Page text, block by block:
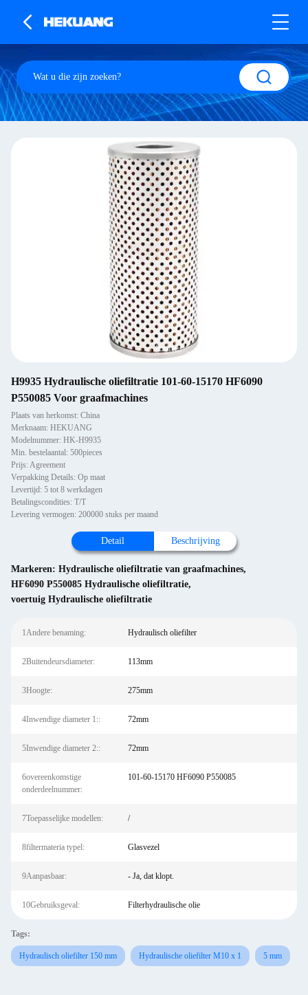
H9935 Hydraulische oliefiltratie 101-60-15170 HF6090
P550085 Voor graafmachines
Plaats van herkomst: China
Merknaam: HEKUANG
Modelnummer: HK-H9935
Min. bestelaantal: 500pieces
Prijs: Agreement
Verpakking Details: Op maat
Levertijd: 5 tot 8 werkdagen
Betalingscondities: T/T
Levering vermogen: 200000 stuks per maand
Detail Beschrijving
Markeren: Hydraulische oliefiltratie van graafmachines,
HF6090 P550085 Hydraulische oliefiltratie,
voertuig Hydraulische oliefiltratie
1Andere benaming: Hydraulisch oliefilter
2Buitendeursdiameter: 113mm
3Hoogte: 275mm
4Inwendige diameter 1:: 72mm
5Inwendige diameter 2:: 72mm
6overeenkomstige
onderdeelnummer:
101-60-15170 HF6090 P550085
7Toepasselijke modellen: /
8filtermateria typel: Glasvezel
9Aanpasbaar: - Ja, dat klopt.
10Gebruiksgeval: Filterhydraulische olie
Tags:
Hydraulisch oliefilter 150 mm Hydraulische oliefilter M10 x 1 5 mm